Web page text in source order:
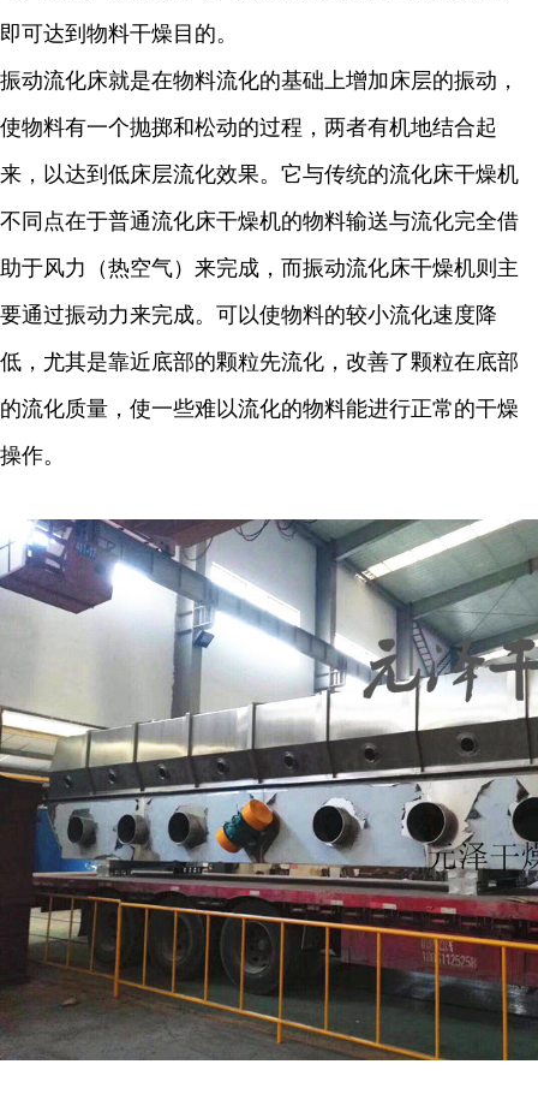
即可达到物料干燥目的。
振动流化床就是在物料流化的基础上增加床层的振动，
使物料有一个抛掷和松动的过程，两者有机地结合起
来，以达到低床层流化效果。它与传统的流化床干燥机
不同点在于普通流化床干燥机的物料输送与流化完全借
助于风力（热空气）来完成，而振动流化床干燥机则主
要通过振动力来完成。可以使物料的较小流化速度降
低，尤其是靠近底部的颗粒先流化，改善了颗粒在底部
的流化质量，使一些难以流化的物料能进行正常的干燥
操作。